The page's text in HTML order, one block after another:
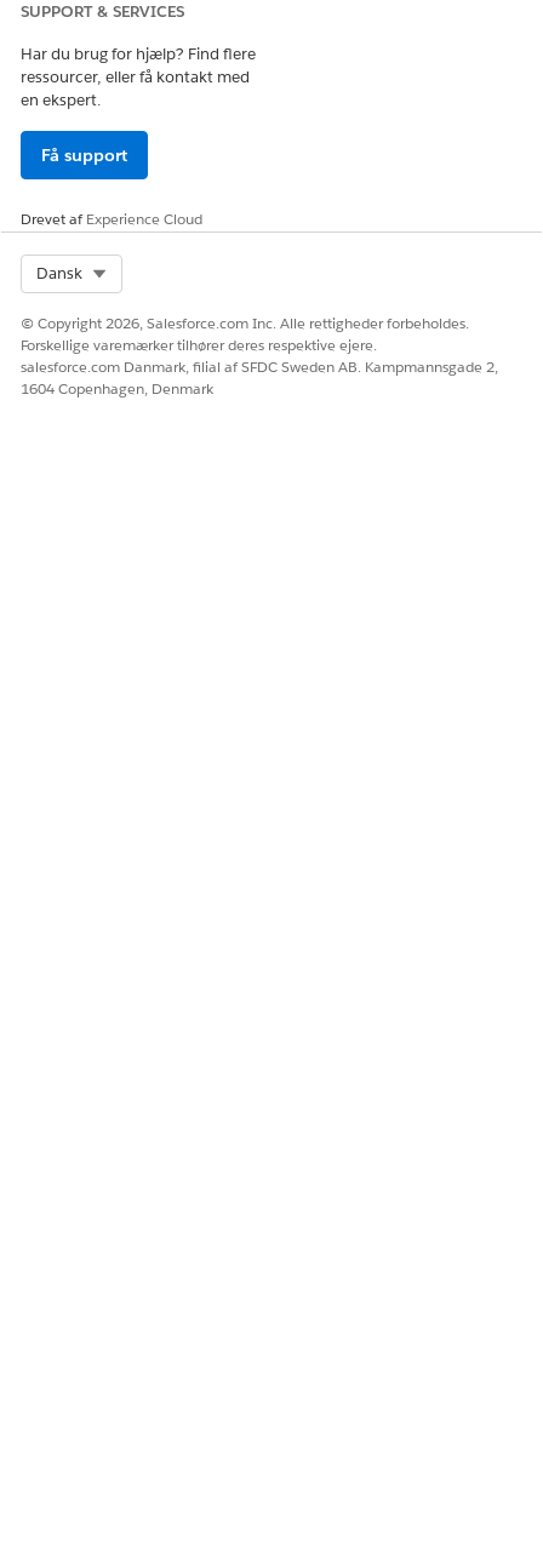
Ja
SUPPORT & SERVICES
Har du brug for hjælp? Find flere
ressourcer, eller få kontakt med
en ekspert.
Få support
Drevet afExperience Cloud
Dansk
© Copyright 2026, Salesforce.com Inc. Alle rettigheder forbeholdes.
Forskellige varemærker tilhører deres respektive ejere.
salesforce.com Danmark, filial af SFDC Sweden AB. Kampmannsgade 2,
1604 Copenhagen, Denmark